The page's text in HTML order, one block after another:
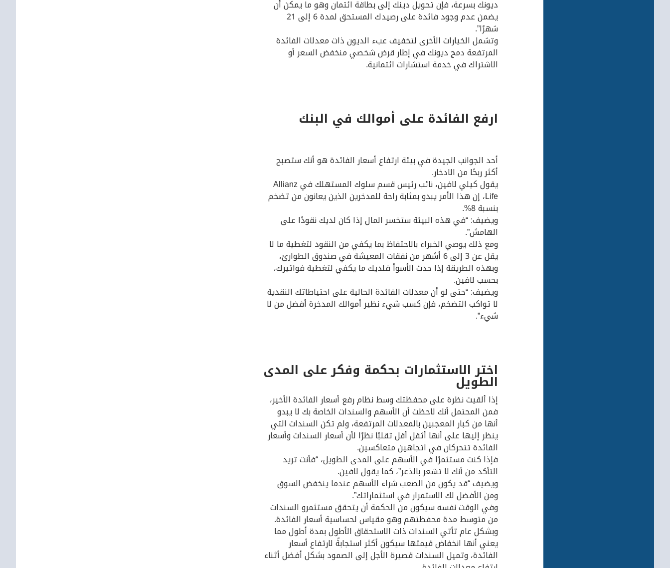
ديونك بسرعة، فإن تحويل دينك إلى بطاقة ائتمان وهو ما يمكن أن
يضمن عدم وجود فائدة على رصيدك المستحق لمدة 6 إلى 21
شهرًا”.
وتشمل الخيارات الأخرى لتخفيف عبء الديون ذات معدلات الفائدة
المرتفعة دمج ديونك في إطار قرض شخصي منخفض السعر أو
الاشتراك في خدمة استشارات ائتمانية.
ارفع الفائدة على أموالك في البنك
أحد الجوانب الجيدة في بيئة ارتفاع أسعار الفائدة هو أنك ستصبح
أكثر ربحًا من الادخار.
يقول كيلي لافين، نائب رئيس قسم سلوك المستهلك في Allianz
Life، إن هذا الأمر يبدو بمثابة راحة للمدخرين الذين يعانون من تضخم
بنسبة 8%.
ويضيف: “في هذه البيئة ستخسر المال إذا كان لديك نقودًا على
الهامش”.
ومع ذلك يوصي الخبراء بالاحتفاظ بما يكفي من النقود لتغطية ما لا
يقل عن 3 إلى 6 أشهر من نفقات المعيشة في صندوق الطوارئ،
وبهذه الطريقة إذا حدث الأسوأ فلديك ما يكفي لتغطية فواتيرك،
بحسب لافين.
ويضيف: “حتى لو أن معدلات الفائدة الحالية على احتياطاتك النقدية
لا تواكب التضخم، فإن كسب شيء نظير أموالك المدخرة أفضل من لا
شيء”.
اختر الاستثمارات بحكمة وفكر على المدى
الطويل
إذا ألقيت نظرة على محفظتك وسط نظام رفع أسعار الفائدة الأخير،
فمن المحتمل أنك لاحظت أن الأسهم والسندات الخاصة بك لا يبدو
أنها من كبار المعجبين بالمعدلات المرتفعة، ولم تكن السندات التي
ينظر إليها على أنها أثقل أقل تقلبًا نظرًا لأن أسعار السندات وأسعار
الفائدة تتحركان في اتجاهين متعاكسين.
فإذا كنت مستثمرًا في الأسهم على المدى الطويل، “فأنت تريد
التأكد من أنك لا تشعر بالذعر”، كما يقول لافين.
ويضيف “قد يكون من الصعب شراء الأسهم عندما ينخفض السوق
ومن الأفضل لك الاستمرار في استثماراتك”.
وفي الوقت نفسه سيكون من الحكمة أن يتحقق مستثمرو السندات
من متوسط مدة محفظتهم وهو مقياس لحساسية أسعار الفائدة.
وبشكل عام تأتي السندات ذات الاستحقاق الأطول بمدة أطول مما
يعني أنها انخفاض قيمتها سيكون أكثر استجابةً لارتفاع أسعار
الفائدة، وتميل السندات قصيرة الأجل إلى الصمود بشكل أفضل أثناء